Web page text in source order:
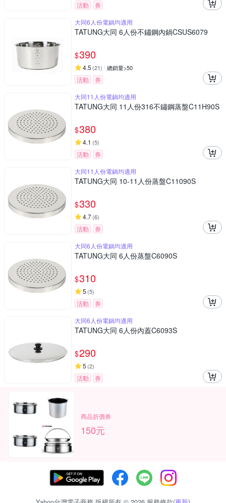
活動
券
大同6人份電鍋均適用
TATUNG大同 6人份不鏽鋼內鍋CSUS6079
$390
4.5 (21) 總銷量>50
活動
券
大同11人份電鍋均適用
TATUNG大同 11人份316不鏽鋼蒸盤C11H90S
$380
4.1 (5)
活動
券
大同11人份電鍋均適用
TATUNG大同 10-11人份蒸盤C11090S
$330
4.7(6)
活動
券
大同6人份電鍋均適用
TATUNG大同 6人份蒸盤C6090S
$310
5 (5)
活動
券
大同6人份電鍋均適用
TATUNG大同 6人份內蓋C6093S
$290
5 (2)
活動 券
商品折價券
150元